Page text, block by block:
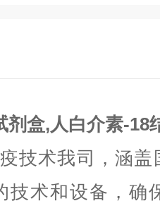
剂盒,人白介素-18
技术我司，涵盖
技术和设备，确